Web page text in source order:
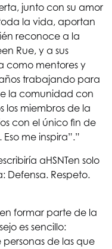
junto con su amor
la vida, aportan
reconoce a la
Rue, y a sus
como mentores y
trabajando para
la comunidad con
los miembros de la
con el único fin de
me inspira”.”
aHSNTen solo
Defensa. Respeto.
formar parte de la
es sencillo:
de las que